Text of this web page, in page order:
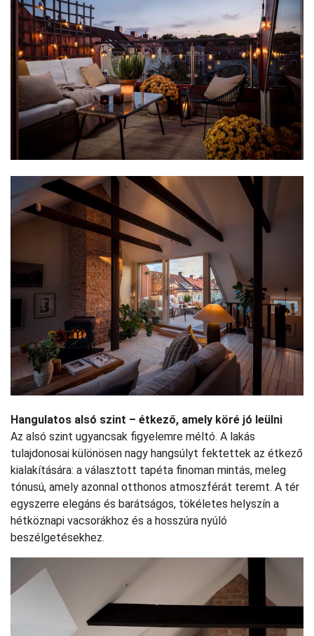
Hangulatos alsó szint – étkező, amely köré jó leülni
Az alsó szint ugyancsak figyelemre méltó. A lakás
tulajdonosai különösen nagy hangsúlyt fektettek az étkező
kialakítására: a választott tapéta finoman mintás, meleg
tónusú, amely azonnal otthonos atmoszférát teremt. A tér
egyszerre elegáns és barátságos, tökéletes helyszín a
hétköznapi vacsorákhoz és a hosszúra nyúló
beszélgetésekhez.